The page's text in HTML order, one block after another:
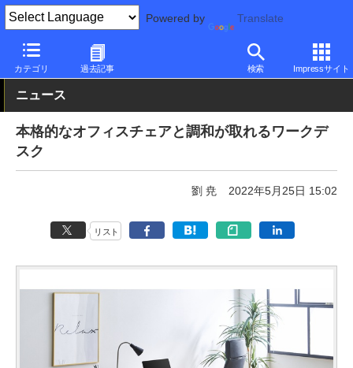
Powered by Translate
カテゴリ 過去記事 検索 Impressサイト
PC Watch 半導体/周辺機器
ニュース
本格的なオフィスチェアと調和が取れるワークデ
スク
劉 尭 2022年5月25日 15:02
リスト